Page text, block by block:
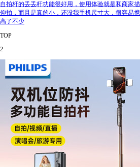
自拍杆的丢丢杆功能很好用，使用体验就是和商家
仰拍，而且是真的小，还没我手机尺寸大，很容易
高了不少
TOP
2